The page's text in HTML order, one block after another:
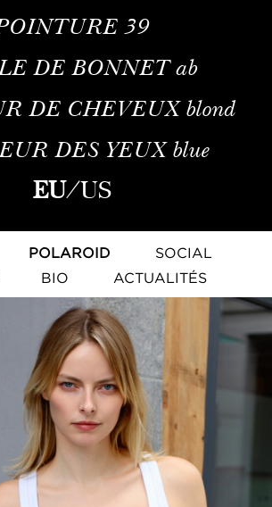
39
DE BONNET ab
DE CHEVEUXblond
DES YEUXblue
EU/US
POLAROID
SOCIAL
BIO ACTUALITÉS